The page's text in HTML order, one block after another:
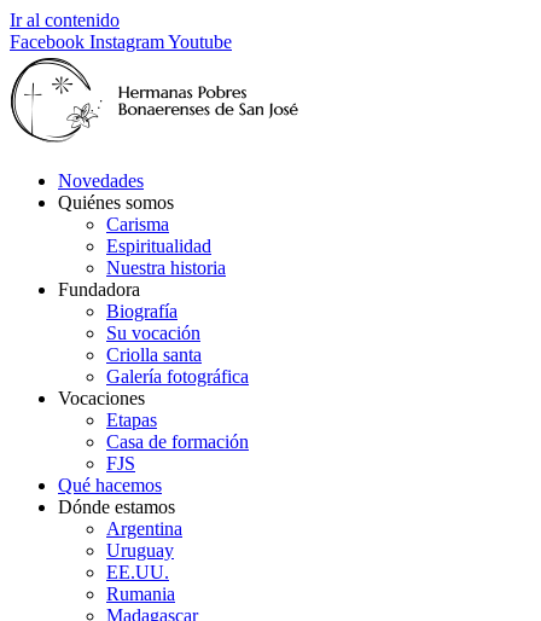
Ir al contenido
Facebook InstagramYoutube
Novedades
Quiénes somos
Carisma
Espiritualidad
Nuestra historia
Fundadora
Biografía
Su vocación
Criolla santa
Galería fotográfica
Vocaciones
Etapas
Casa de formación
FJS
Qué hacemos
Dónde estamos
Argentina
Uruguay
EE.UU.
Rumania
Madagascar